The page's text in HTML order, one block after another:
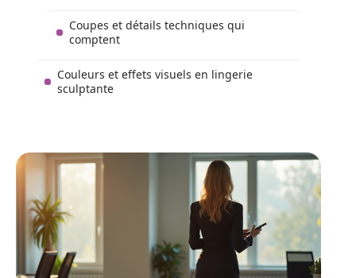
Coupes et détails techniques qui
comptent
Couleurs et effets visuels en lingerie
sculptante